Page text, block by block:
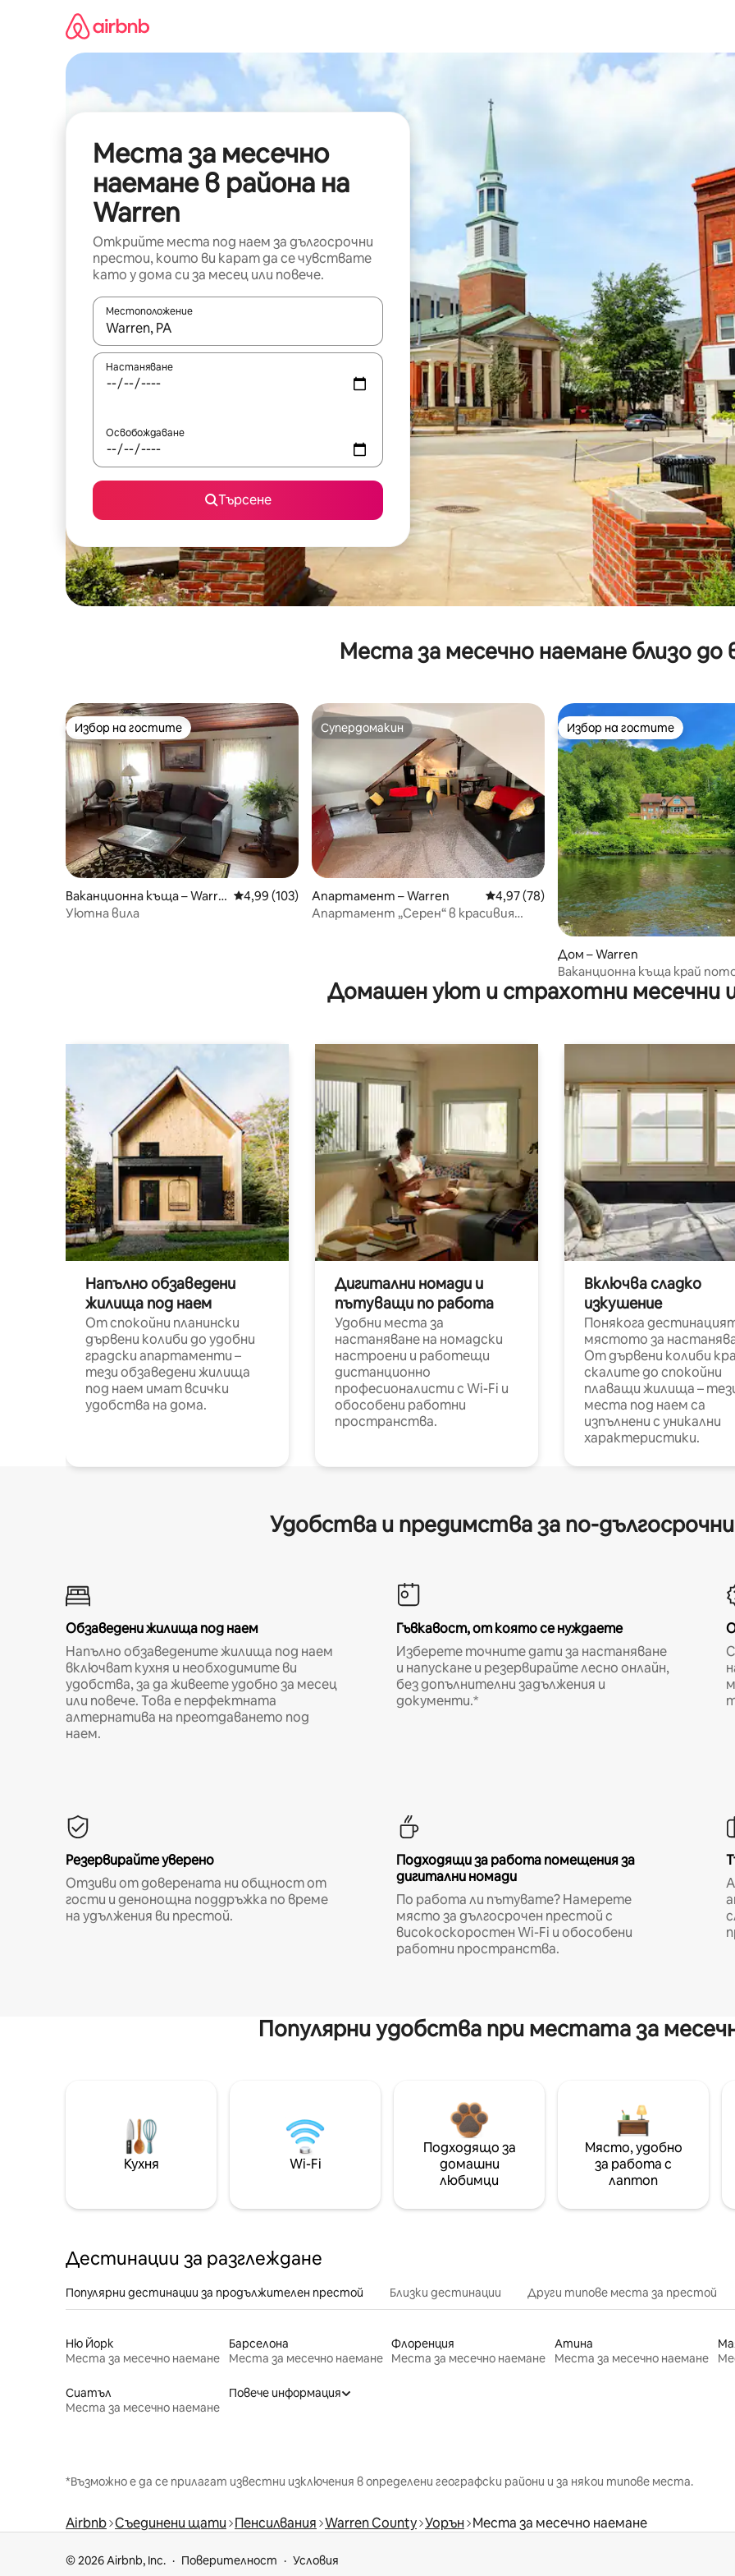
съдържанието
Места за месечно
наемане в района на
Warren
Открийте места под наем за дългосрочни
престои, които ви карат да се чувствате
като у дома си за месец или повече.
Местоположение
Когато резултатите се покажат, използвайте клавишите със стрелки нагоре и надолу или навигирайте с
Настаняване
Освобождаване
Търсене
Места за месечно наемане близо до
Избор на гостите
Избор на гостите
Ваканционна къща – Warre
n
Средна оценка: 4,99 от 5, 103 отзива
4,99 (103)
Уютна вила
Супердомакин
Супердомакин
Апартамент – Warren Средна оценка: 4,97 от 5, 78 отзива
4,97 (78)
Апартамент „Серен“ в красивия
Избор на гостите
Избор на гостите
Дом – Warren
Ваканционна къща край
Домашен уют и страхотни месечни
Напълно обзаведени
жилища под наем
От спокойни планински
дървени колиби до удобни
градски апартаменти –
тези обзаведени жилища
под наем имат всички
удобства на дома.
Дигитални номади и
пътуващи по работа
Удобни места за
настаняване на номадски
настроени и работещи
дистанционно
професионалисти с Wi-Fi и
обособени работни
пространства.
Включва сладко
изкушение
Понякога
мястото за
От дървени колиби
скалите до спокойни
плаващи жилища –
места под наем са
изпълнени с уникални
характеристики.
Удобства и предимства за по-
Обзаведени жилища под наем
Напълно обзаведените жилища под наем
включват кухня и необходимите ви
удобства, за да живеете удобно за месец
или повече. Това е перфектната
алтернатива на преотдаването под
наем.
Гъвкавост, от която се нуждаете
Изберете точните дати за настаняване
и напускане и резервирайте лесно онлайн,
без допълнителни задължения и
документи.*
Резервирайте уверено
Отзиви от доверената ни общност от
гости и денонощна поддръжка по време
на удължения ви престой.
Подходящи за работа помещения за
дигитални номади
По работа ли пътувате? Намерете
място за дългосрочен престой с
високоскоростен Wi-Fi и обособени
работни пространства.
Популярни удобства при местата за
Кухня Wi-Fi
Подходящо за
домашни
любимци
Място, удобно
за работа с
лаптоп
Дестинации за разглеждане
Популярни дестинации за продължителен престой Близки дестинации Други типове места за престой
Ню Йорк
Места за месечно наемане
Барселона
Места за месечно наемане
Флоренция
Места за месечно наемане
Атина
Места за месечно наемане
Сиатъл
Места за месечно наемане
Повече информация
*Възможно е да се прилагат известни изключения в определени географски райони и за някои типове места.
Airbnb Съединени щати Пенсилвания Warren County Уорън Места за месечно наемане
© 2026 Airbnb, Inc. Поверителност Условия